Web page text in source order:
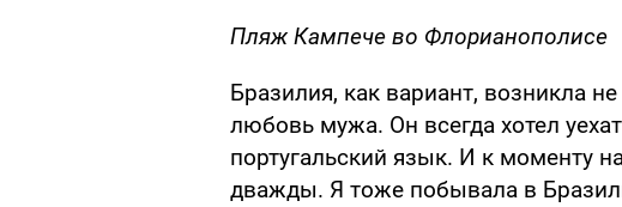
Пляж Кампече во Флорианополисе
Бразилия, как вариант, возникла
любовь мужа. Он всегда хотел
португальский язык. И к моменту
дважды. Я тоже побывала в